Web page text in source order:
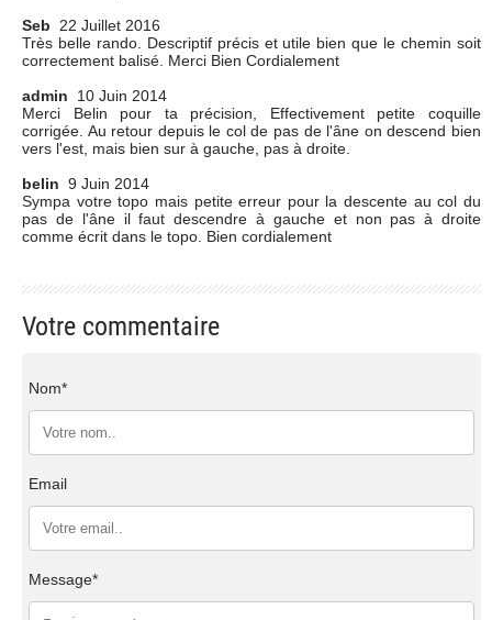
Seb
22 Juillet 2016
Très belle rando. Descriptif précis et utile bien que le chemin soit
correctement balisé. Merci Bien Cordialement
admin
10 Juin 2014
Merci Belin pour ta précision, Effectivement petite coquille
corrigée. Au retour depuis le col de pas de l'âne on descend bien
vers l'est, mais bien sur à gauche, pas à droite.
belin 9 Juin 2014
Sympa votre topo mais petite erreur pour la descente au col du
pas de l'âne il faut descendre à gauche et non pas à droite
comme écrit dans le topo. Bien cordialement
Votre commentaire
Nom*
Email
Message*